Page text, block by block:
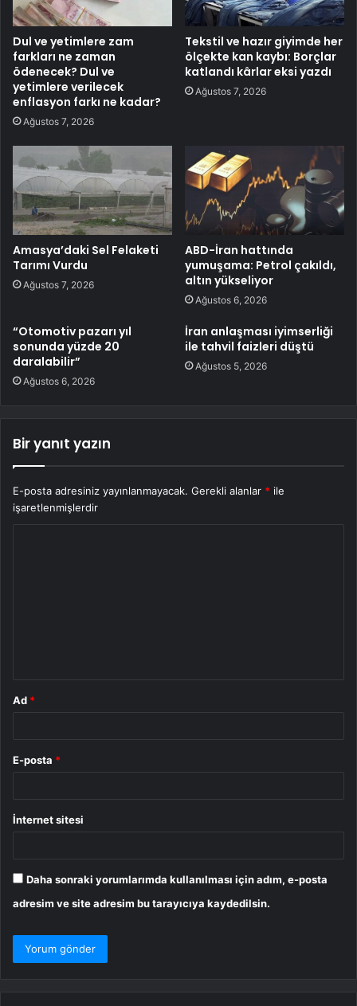
Dul ve yetimlere zam
farkları ne zaman
ödenecek? Dul ve
yetimlere verilecek
enflasyon farkı ne kadar?
Ağustos 7, 2026
Tekstil ve hazır giyimde her
ölçekte kan kaybı: Borçlar
katlandı kârlar eksi yazdı
Ağustos 7, 2026
Amasya’daki Sel Felaketi
Tarımı Vurdu
Ağustos 7, 2026
ABD-İran hattında
yumuşama: Petrol çakıldı,
altın yükseliyor
Ağustos 6, 2026
“Otomotiv pazarı yıl
sonunda yüzde 20
daralabilir”
Ağustos 6, 2026
İran anlaşması iyimserliği
ile tahvil faizleri düştü
Ağustos 5, 2026
Bir yanıt yazın
E-posta adresiniz yayınlanmayacak. Gerekli alanlar * ile
işaretlenmişlerdir
Ad *
E-posta *
İnternet sitesi
Daha sonraki yorumlarımda kullanılması için adım, e-posta
adresim ve site adresim bu tarayıcıya kaydedilsin.